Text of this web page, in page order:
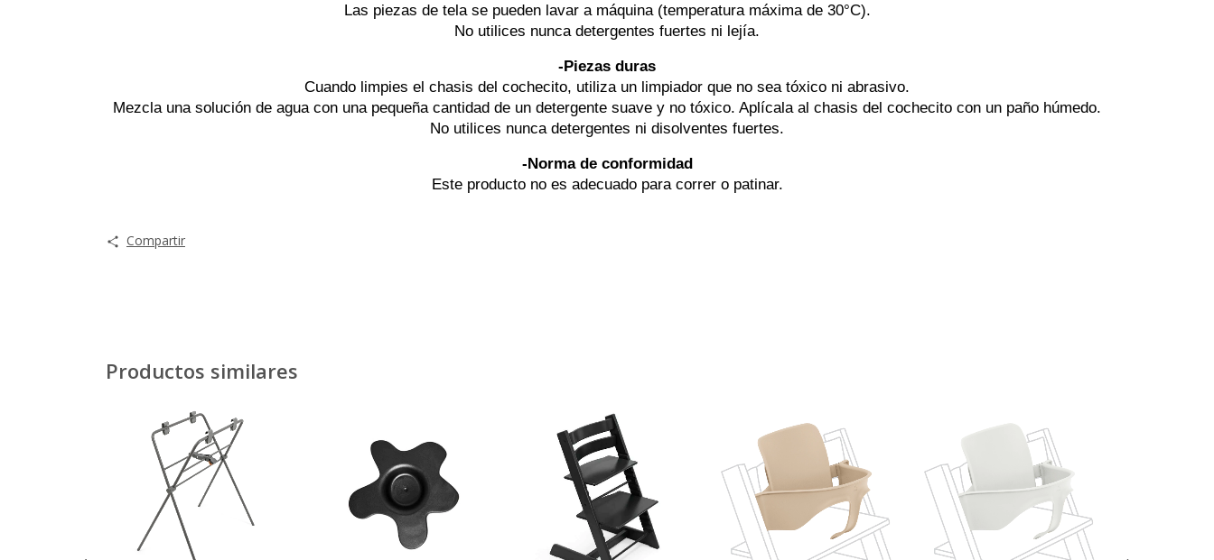
Las piezas de tela se pueden lavar a máquina (temperatura máxima de 30°C).
No utilices nunca detergentes fuertes ni lejía.
-Piezas duras
Cuando limpies el chasis del cochecito, utiliza un limpiador que no sea tóxico ni abrasivo.
Mezcla una solución de agua con una pequeña cantidad de un detergente suave y no tóxico. Aplícala al chasis del cochecito con un paño húmedo.
No utilices nunca detergentes ni disolventes fuertes.
-Norma de conformidad
Este producto no es adecuado para correr o patinar.
Compartir
Productos similares